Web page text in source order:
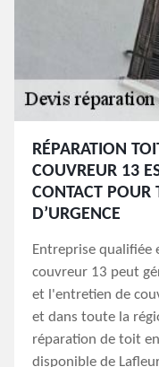
RÉPARATION
COUVREUR 13
CONTACT POUR
D’URGENCE
Entreprise qualifiée
couvreur 13 peut
et l'entretien de
et dans toute la
réparation de toit
disponible de